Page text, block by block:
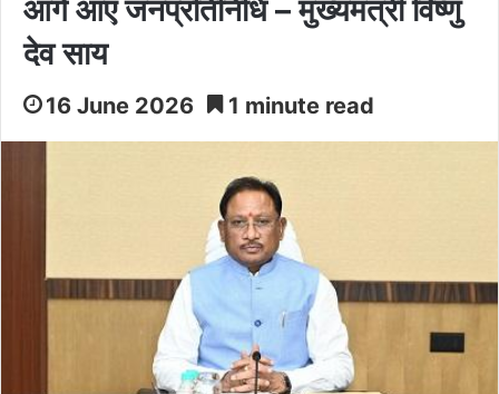
आगे आएं जनप्रतिनिधि – मुख्यमंत्री विष्णु
देव साय
16 June 2026 1 minute read